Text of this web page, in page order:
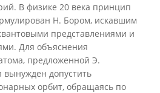
В физике 20 века принцип
Н. Бором, искавшим
представлениями и
Для объяснения
предложенной Э.
допустить
орбит, обращаясь по